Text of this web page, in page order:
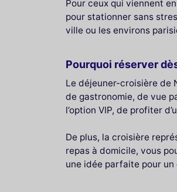
Pour ceux qui viennent
pour stationner sans
ville ou les environs
Pourquoi réserver
Le déjeuner-croisière de
de gastronomie, de vue
l’option VIP, de profiter
De plus, la croisière
repas à domicile, vous
une idée parfaite pour